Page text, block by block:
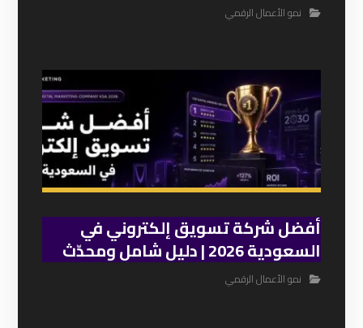
نمو الأعمال الرقمي
أفضل شركة تسويق إلكتروني في
السعودية 2026 | دليل شامل ومحدّث
نمو الأعمال الرقمي